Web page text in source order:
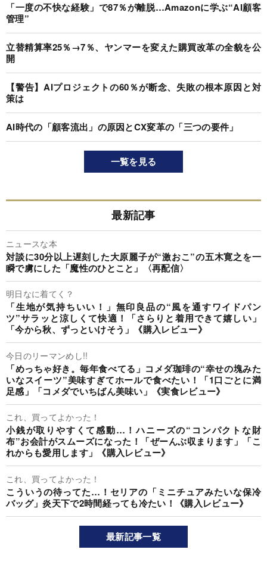
「一度の不快な経験」で87％が離脱…Amazonに学ぶ“AI顧客
管理”
立替精算率25％→7％、ヤンマーを変えた購買改革の全貌を公
開
【警告】AIプロジェクトの60％が断念、失敗の根本原因と対
策は
AI時代の「顧客流出」の原因とCX変革の「三つの要件」
一覧を見る
最新記事
ニュースな本
対談に30分以上遅刻した大原麗子が“激おこ”の五木寛之を一
瞬で虜にした「魔性のひとこと」〈再配信〉
明日なに着てく？
「生地が気持ちいい！」無印良品の“風を通すワイドパン
ツ”サラッと涼しくて快適！「さらりと着用できて嬉しい」
「今から秋、ずっといけそう」《購入レビュー》
今日のリーマンめし!!
「めっちゃ好き。毎年食べてる」コメダ珈琲の“幸せの塊みた
いなスイーツ”美味すぎてホールで食べたい！「1口ごとに満
足感」「コメダでいちばん美味い」《実食レビュー》
これ、買ってよかった！
小銭が取りやすくて感動…！ハニーズの“コンパクトな財
布”お会計がスムーズになった！「ぜーんぶ収まります」「こ
れからも愛用します」《購入レビュー》
これ、買ってよかった！
こういうの待ってた…！セリアの「ミニチュアみたいな保冷
バッグ」炎天下で2時間経っても冷たい！《購入レビュー》
最新記事一覧